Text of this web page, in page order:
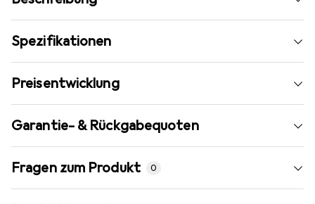
Spezifikationen
Preisentwicklung
Garantie- & Rückgabequoten
Fragen zum Produkt 0